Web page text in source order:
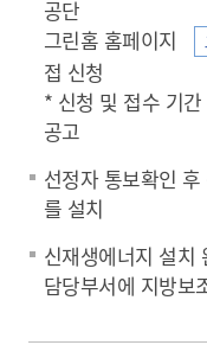
공단
그린홈 홈페이지
접 신청
* 신청 및 접수 기
공고
선정자 통보확인
를 설치
신재생에너지 설치
담당부서에 지방보